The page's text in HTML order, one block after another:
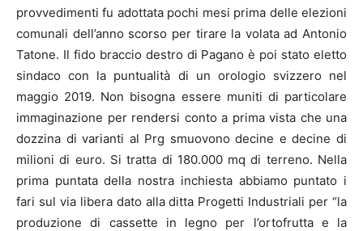
provvedimenti fu adottata pochi mesi prima delle elezioni
comunali dell’anno scorso per tirare la volata ad Antonio
Tatone. Il fido braccio destro di Pagano è poi stato eletto
sindaco con la puntualità di un orologio svizzero nel
maggio 2019. Non bisogna essere muniti di particolare
immaginazione per rendersi conto a prima vista che una
dozzina di varianti al Prg smuovono decine e decine di
milioni di euro. Si tratta di 180.000 mq di terreno. Nella
prima puntata della nostra inchiesta abbiamo puntato i
fari sul via libera dato alla ditta Progetti Industriali per “la
produzione di cassette in legno per l’ortofrutta e la